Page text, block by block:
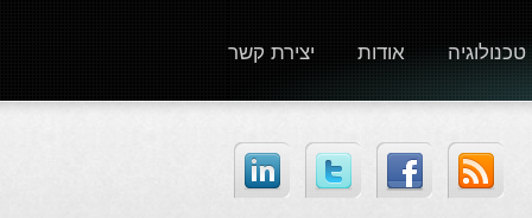
יצירת קשר אודות טכנולוגיה